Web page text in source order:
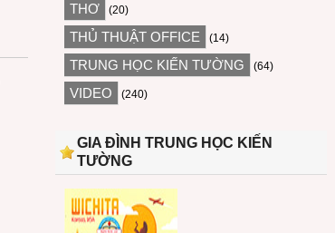
THƠ (20)
THỦ THUẬT OFFICE (14)
TRUNG HỌC KIẾN TƯỜNG (64)
VIDEO (240)
GIA ĐÌNH TRUNG HỌC KIẾN
TƯỜNG